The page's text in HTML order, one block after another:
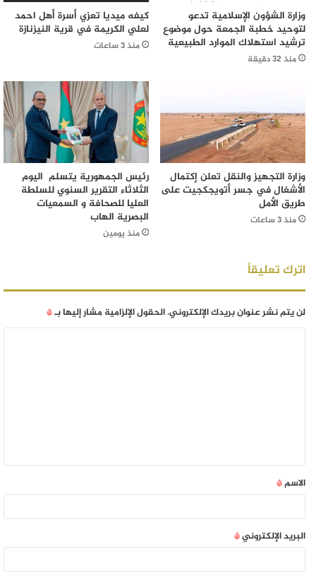
وزارة الشؤون الإسلامية تدعو
لتوحيد خطبة الجمعة حول موضوع
ترشيد استهلاك الموارد الطبيعية
منذ 32 دقيقة
كيفه ميديا تعزي أسرة أهل احمد
لعلي الكريمة في قرية النيزنازة
منذ 3 ساعات
وزارة التجهيز والنقل تعلن إكتمال
الأشغال في جسر أتويجكجيت على
طريق الأمل
منذ 3 ساعات
رئيس الجمهورية يتسلم اليوم
الثلاثاء التقرير السنوي للسلطة
العليا للصحافة و السمعيات
البصرية الهاب
منذ يومين
اترك تعليقاً
لن يتم نشر عنوان بريدك الإلكتروني.الحقول الإلزامية مشار إليها بـ*
الاسم*
البريد الإلكتروني*